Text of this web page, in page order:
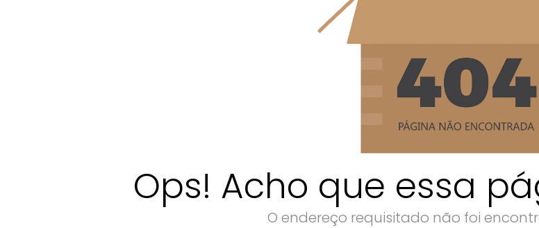
Ops! Acho que essa
O endereço requisitado não foi